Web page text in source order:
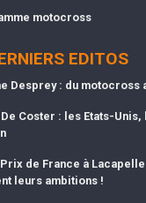
motocross
EDITOS
Desprey : du motocross
Coster : les Etats-
Prix de France à
leurs ambitions !